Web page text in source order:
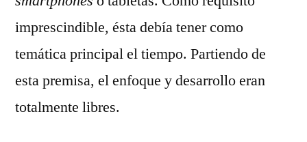
imprescindible, ésta debía tener como
temática principal el tiempo. Partiendo de
esta premisa, el enfoque y desarrollo eran
totalmente libres.